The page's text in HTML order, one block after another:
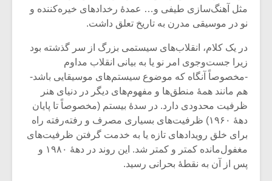
مثل آهنگ‌سازی طیفی و… عمدۀ رخدادهای خیره‌کننده و
نو در موسیقی مدرن به تاریخ تعلق داشت.
در یک کلام، انقلاب‌های سیستمی بزرگ از سر گذشته بود
زیرا جست‌وجوی امر نو یا به بیانی انقلاب مداوم
-مخصوصاً آنگاه که موضوع سیستم‌های موسیقایی باشد-
هم مانند همۀ منطق‌ها و مفهوم‌های دیگر در دنیای هنر
ظرفیت محدودی دارد. در سدۀ بیستم (مخصوصاً تا پایان
دهۀ ۱۹۶۰) ظرفیت‌های بسیاری مصرف و رفته‌رفته راه
برای خلق رویدادهای تازه یا به خدمت گرفتن ظرفیت‌های
مغفول‌مانده کمتر و کمتر شد. این روند در دهۀ ۱۹۸۰ و
پس از آن به نقطۀ بحرانی رسید.
میکلوش روژا
یادداشتی بر موسیقی
متن فیلم «متری
شیش و نیم»
دوره
موسیقی
موسیقی